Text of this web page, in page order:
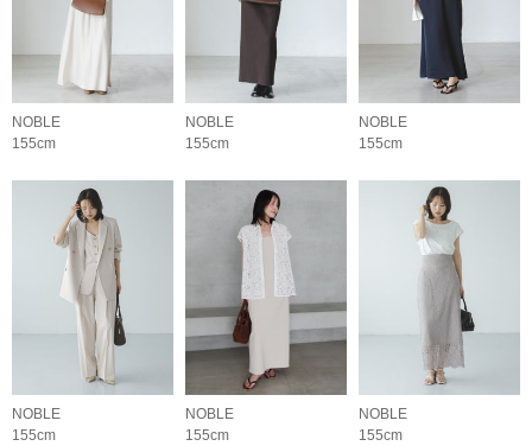
NOBLE
155cm
NOBLE
155cm
NOBLE
155cm
NOBLE
155cm
NOBLE
155cm
NOBLE
155cm